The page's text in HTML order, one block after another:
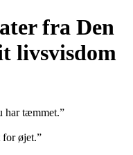
fra Den
livsvisdom
har tæmmet.”
øjet.”